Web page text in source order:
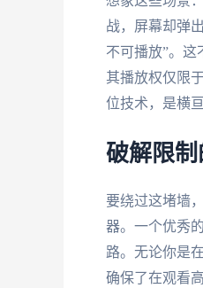
战，屏幕却弹
不可播放”。这
其播放权仅限
位技术，是横
破解限制
要绕过这堵墙
器。一个优秀
路。无论你是
确保了在观看